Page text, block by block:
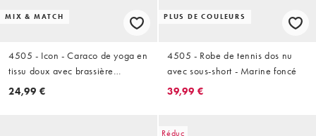
MIX & MATCH
4505 - Icon - Caraco de yoga en
tissu doux avec brassière
intégrée et bretelles réglables -
24,99 €
PLUS DE COULEURS
4505 - Robe de tennis dos nu
avec sous-short - Marine foncé
39,99 €
Réduc